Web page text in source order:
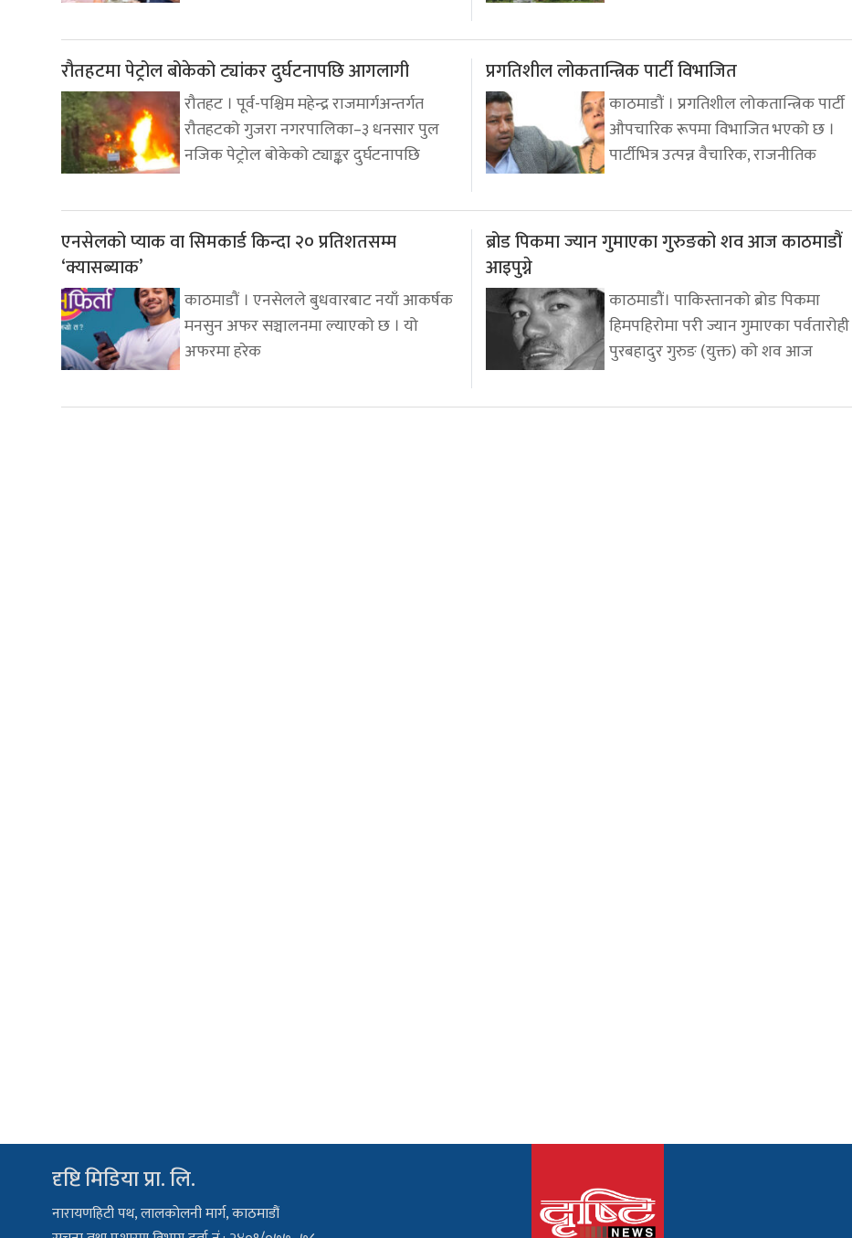
रौतहटमा पेट्रोल बोकेको ट्यांकर दुर्घटनापछि आगलागी
रौतहट । पूर्व-पश्चिम महेन्द्र राजमार्गअन्तर्गत
रौतहटको गुजरा नगरपालिका–३ धनसार पुल
नजिक पेट्रोल बोकेको ट्याङ्कर दुर्घटनापछि
प्रगतिशील लोकतान्त्रिक पार्टी विभाजित
काठमाडौं । प्रगतिशील लोकतान्त्रिक पार्टी
औपचारिक रूपमा विभाजित भएको छ ।
पार्टीभित्र उत्पन्न वैचारिक, राजनीतिक
एनसेलको प्याक वा सिमकार्ड किन्दा २० प्रतिशतसम्म
‘क्यासब्याक’
काठमाडौं । एनसेलले बुधवारबाट नयाँ आकर्षक
मनसुन अफर सञ्चालनमा ल्याएको छ । यो
अफरमा हरेक
ब्रोड पिकमा ज्यान गुमाएका गुरुङको शव आज काठमाडौं
आइपुग्ने
काठमाडौं। पाकिस्तानको ब्रोड पिकमा
हिमपहिरोमा परी ज्यान गुमाएका पर्वतारोही
पुरबहादुर गुरुङ (युक्त) को शव आज
दृष्टि मिडिया प्रा. लि.
नारायणहिटी पथ, लालकोलनी मार्ग, काठमाडौं